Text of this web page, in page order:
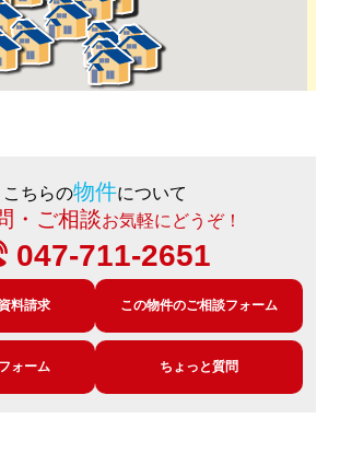
こちらの物件について
・ご相談お気軽にどうぞ！
047-711-2651
料請求 この物件のご相談フォーム
ォーム ちょっと質問